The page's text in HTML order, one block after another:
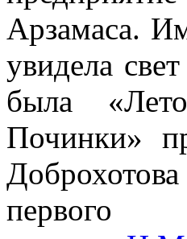
Арзамаса.
увидела
была
Починки»